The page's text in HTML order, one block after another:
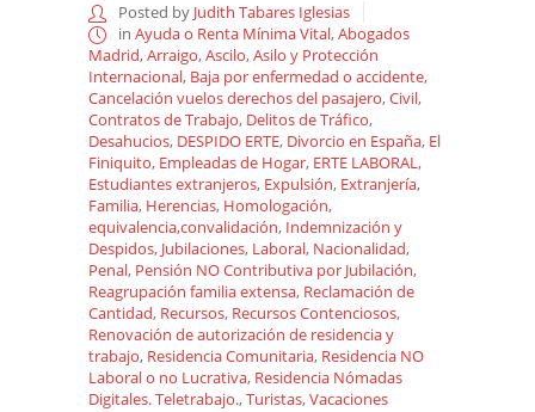
Posted by Judith Tabares Iglesias
in Ayuda o Renta Mínima Vital,Abogados
Madrid,Arraigo,Ascilo,Asilo y Protección
Internacional, Baja por enfermedad o accidente,
Cancelación vuelos derechos del pasajero,Civil,
Contratos de Trabajo, Delitos de Tráfico,
Desahucios, DESPIDO ERTE, Divorcio en España, El
Finiquito, Empleadas de Hogar, ERTE LABORAL,
Estudiantes extranjeros, Expulsión, Extranjería,
Familia, Herencias, Homologación,
equivalencia,convalidación, Indemnización y
Despidos, Jubilaciones, Laboral, Nacionalidad,
Penal, Pensión NO Contributiva por Jubilación,
Reagrupación familia extensa, Reclamación de
Cantidad, Recursos, Recursos Contenciosos,
Renovación de autorización de residencia y
trabajo, Residencia Comunitaria, Residencia NO
Laboral o no Lucrativa, Residencia Nómadas
Digitales. Teletrabajo.,Turistas,Vacaciones